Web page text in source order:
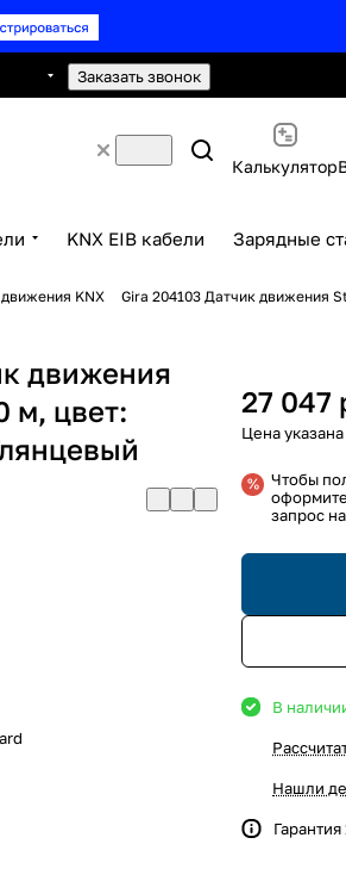
Заказать звонок
Калькулятор
KNX EIB кабели Зарядные
KNX
Gira 204103 Датчик движения
движения
м, цвет:
27 047
Чтобы
оформите
запрос
В
Нашли
Гарантия